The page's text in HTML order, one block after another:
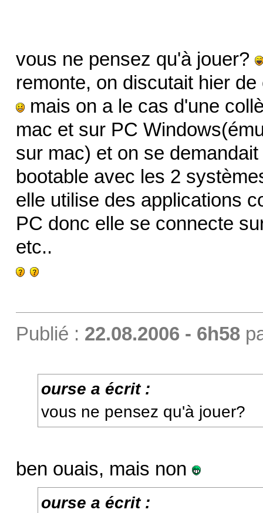
vous ne pensez qu'à jouer?
remonte, on discutait hier
mais on a le cas d'une
mac et sur PC
sur mac) et on se
bootable avec les 2
elle utilise des applications
PC donc elle se connecte
etc..
Publié : 22.08.2006 - 6h58
ourse a écrit :
vous ne pensez qu'à jouer?
ben ouais, mais non
ourse a écrit :